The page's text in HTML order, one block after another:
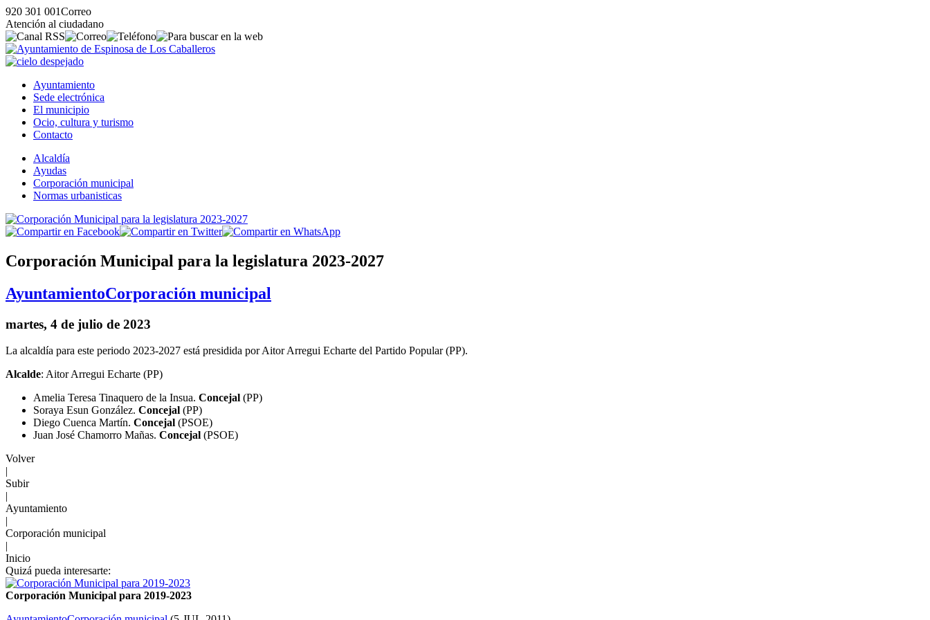
920 301 001Correo
Atención al ciudadano
Ayuntamiento
Sede electrónica
El municipio
Ocio, cultura y turismo
Contacto
Alcaldía
Ayudas
Corporación municipal
Normas urbanisticas
Corporación Municipal para la legislatura 2023-2027
AyuntamientoCorporación municipal
martes, 4 de julio de 2023
La alcaldía para este periodo 2023-2027 está presidida por Aitor Arregui Echarte del Partido Popular (PP).
Alcalde: Aitor Arregui Echarte (PP)
Amelia Teresa Tinaquero de la Insua. Concejal (PP)
Soraya Esun González. Concejal (PP)
Diego Cuenca Martín. Concejal (PSOE)
Juan José Chamorro Mañas. Concejal (PSOE)
Volver
|
Subir
|
Ayuntamiento
|
Corporación municipal
|
Inicio
Quizá pueda interesarte:
Corporación Municipal para 2019-2023